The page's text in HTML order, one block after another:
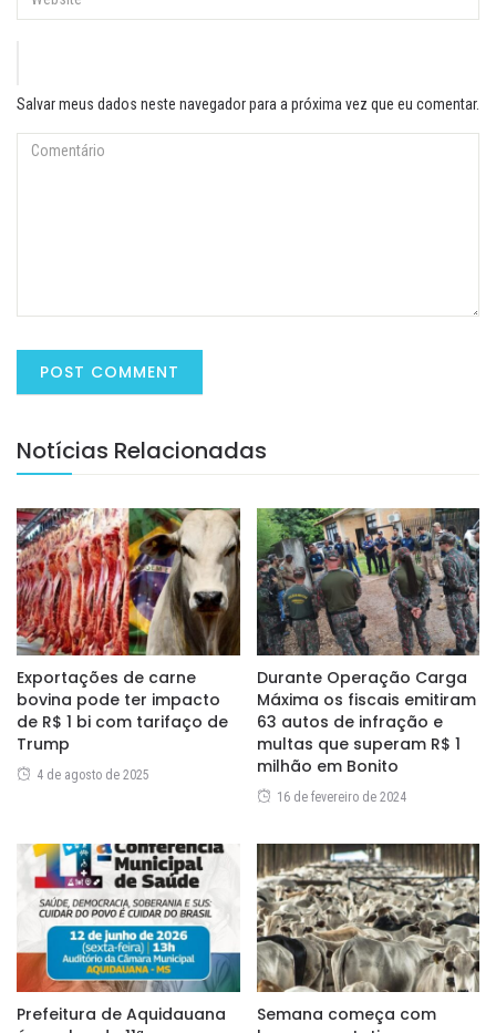
Salvar meus dados neste navegador para a próxima vez que eu comentar.
Notícias Relacionadas
Exportações de carne
bovina pode ter impacto
de R$ 1 bi com tarifaço de
Trump
4 de agosto de 2025
Durante Operação Carga
Máxima os fiscais emitiram
63 autos de infração e
multas que superam R$ 1
milhão em Bonito
16 de fevereiro de 2024
Prefeitura de Aquidauana
Semana começa com